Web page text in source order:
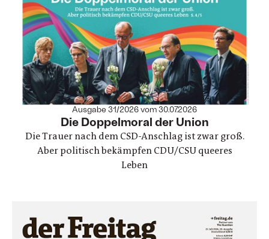
Ausgabe 31/2026 vom 30.07.2026
Die Doppelmoral der Union
Die Trauer nach dem CSD-Anschlag ist zwar groß.
Aber politisch bekämpfen CDU/CSU queeres
Leben